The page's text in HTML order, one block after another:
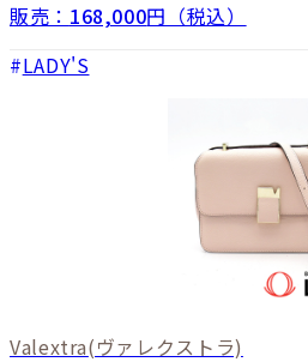
販売： 168,000円（税込）
LADY'S
Valextra(ヴァレクストラ)